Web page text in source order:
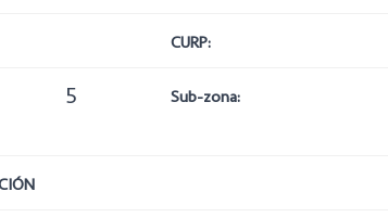
CURP:
5 Sub-zona: